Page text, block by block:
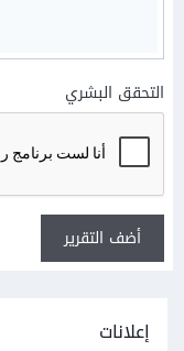
التحقق البشري
أضف التقرير
إعلانات